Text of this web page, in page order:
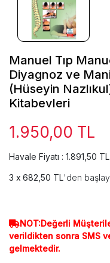
Manuel Tıp
Diyagnoz ve
(Hüseyin
Kitabevleri
1.950,00 TL
Havale Fiyatı : 1.891,50 TL
682,50 TL'den
NOT:Değerli
verildikten sonra SMS
gelmektedir.